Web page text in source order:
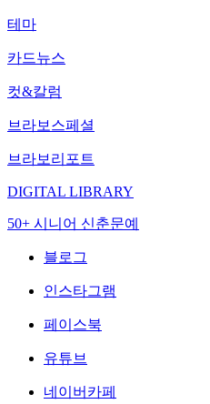
테마
카드뉴스
컷&칼럼
브라보스페셜
브라보리포트
DIGITAL LIBRARY
50+ 시니어 신춘문예
블로그
인스타그램
페이스북
유튜브
네이버카페